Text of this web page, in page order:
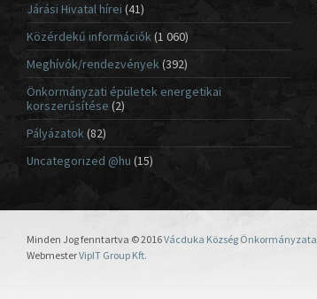
Járási Hivatal hírei (41)
Közérdekű információk(1 060)
Meghívók/rendezvények(392)
Önkormányzati épületek energetikai
korszerűsítése (2)
Pályázatok(82)
Uncategorized @hu (15)
Minden Jog fenntartva © 2016Vácduka Község Önkormányzata
WebmesterVipIT Group Kft.